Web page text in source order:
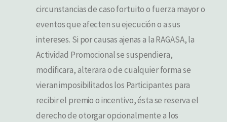
circunstancias de caso fortuito o fuerza mayor o
eventos que afecten su ejecución o a sus
intereses. Si por causas ajenas a la RAGASA, la
Actividad Promocional se suspendiera,
modificara, alterara o de cualquier forma se
vieran imposibilitados los Participantes para
recibir el premio o incentivo, ésta se reserva el
derecho de otorgar opcionalmente a los